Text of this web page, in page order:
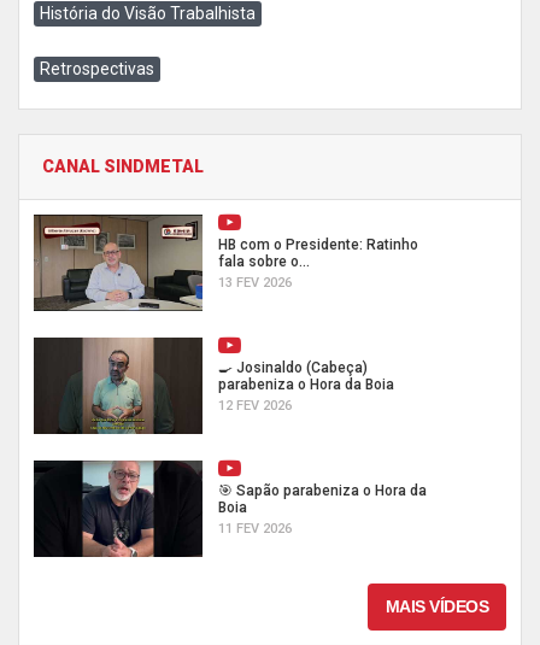
História do Visão Trabalhista
Retrospectivas
CANAL SINDMETAL
HB com o Presidente: Ratinho
fala sobre o...
13 FEV 2026
🍳 Josinaldo (Cabeça)
parabeniza o Hora da Boia
12 FEV 2026
🎯 Sapão parabeniza o Hora da
Boia
11 FEV 2026
MAIS VÍDEOS